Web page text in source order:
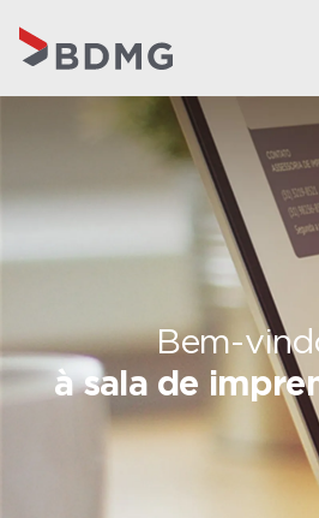
Bem-
à sala de